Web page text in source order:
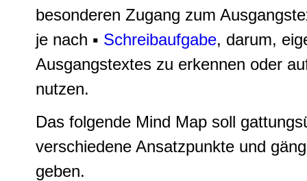
besonderen Zugang zum
je nach ▪ Schreibaufgabe, darum,
Ausgangstextes zu erkennen oder
nutzen.
Das folgende Mind Map soll
verschiedene Ansatzpunkte und
geben.